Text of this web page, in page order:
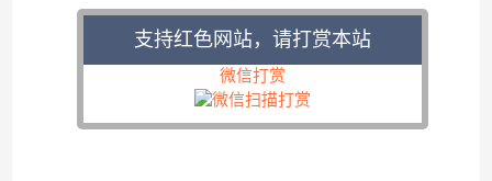
支持红色网站，请打赏本站
微信打赏